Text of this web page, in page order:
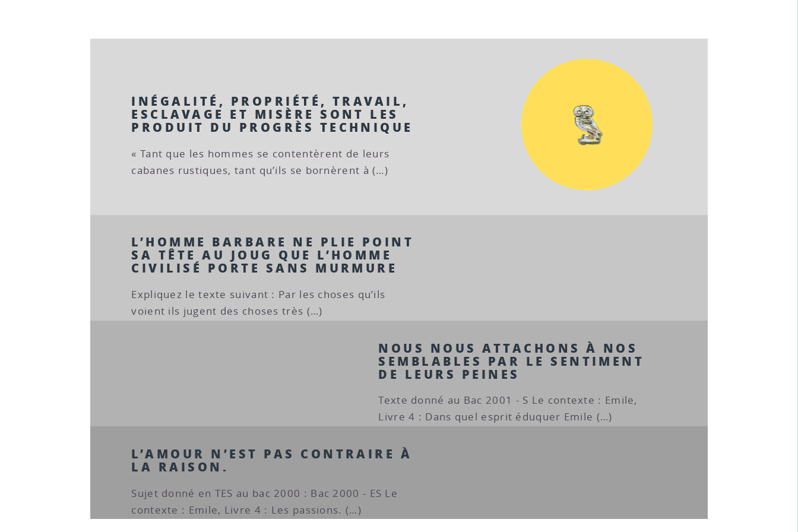
INÉGALITÉ, PROPRIÉTÉ, TRAVAIL,
ESCLAVAGE ET MISÈRE SONT LES
PRODUIT DU PROGRÈS TECHNIQUE
« Tant que les hommes se contentèrent de leurs
cabanes rustiques, tant qu’ils se bornèrent à (…)
L’HOMME BARBARE NE PLIE POINT
SA TÊTE AU JOUG QUE L’HOMME
CIVILISÉ PORTE SANS MURMURE
Expliquez le texte suivant : Par les choses qu’ils
voient ils jugent des choses très (…)
NOUS NOUS ATTACHONS À NOS
SEMBLABLES PAR LE SENTIMENT
DE LEURS PEINES
Texte donné au Bac 2001 - S Le contexte : Emile,
Livre 4 : Dans quel esprit éduquer Emile (…)
L’AMOUR N’EST PAS CONTRAIRE À
LA RAISON.
Sujet donné en TES au bac 2000 : Bac 2000 - ES Le
contexte : Emile, Livre 4 : Les passions. (…)